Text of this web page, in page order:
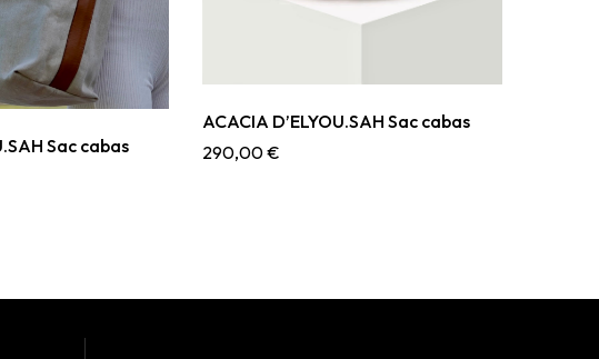
Sac cabas
ACACIA D’ELYOU.SAH Sac cabas
290,00€